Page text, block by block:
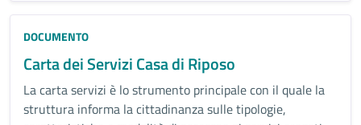
DOCUMENTO
Carta dei Servizi Casa di Riposo
La carta servizi è lo strumento principale con il quale la
struttura informa la cittadinanza sulle tipologie,